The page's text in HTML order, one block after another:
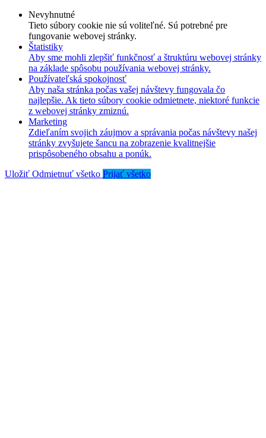
Nevyhnutné
Tieto súbory cookie nie sú voliteľné. Sú potrebné pre
fungovanie webovej stránky.
Štatistiky
Aby sme mohli zlepšiť funkčnosť a štruktúru webovej stránky
na základe spôsobu používania webovej stránky.
Používateľská spokojnosť
Aby naša stránka počas vašej návštevy fungovala čo
najlepšie. Ak tieto súbory cookie odmietnete, niektoré funkcie
z webovej stránky zmiznú.
Marketing
Zdieľaním svojich záujmov a správania počas návštevy našej
stránky zvyšujete šancu na zobrazenie kvalitnejšie
prispôsobeného obsahu a ponúk.
Uložiť Odmietnuť všetko Prijať všetko